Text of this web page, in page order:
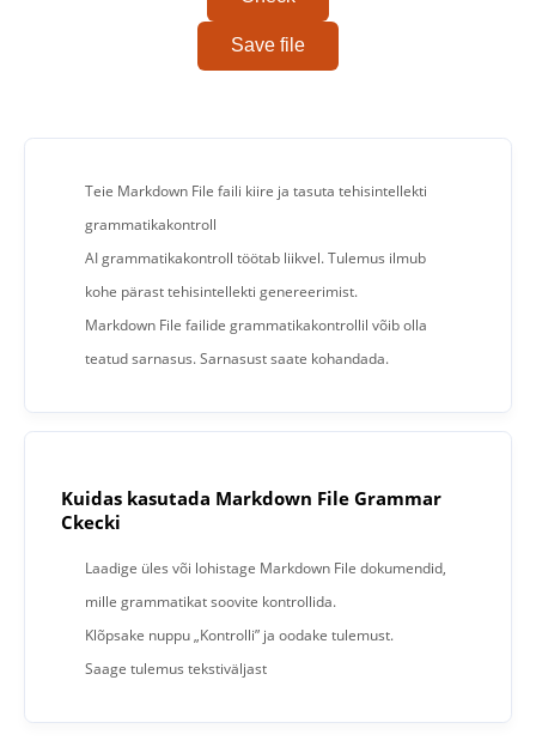
Save file
Teie Markdown File faili kiire ja tasuta tehisintellekti
grammatikakontroll
AI grammatikakontroll töötab liikvel. Tulemus ilmub
kohe pärast tehisintellekti genereerimist.
Markdown File failide grammatikakontrollil võib olla
teatud sarnasus. Sarnasust saate kohandada.
Kuidas kasutada Markdown File Grammar
Ckecki
Laadige üles või lohistage Markdown File dokumendid,
mille grammatikat soovite kontrollida.
Klõpsake nuppu „Kontrolli” ja oodake tulemust.
Saage tulemus tekstiväljast